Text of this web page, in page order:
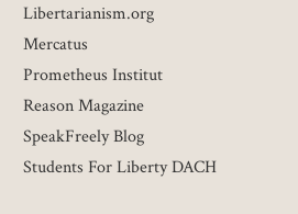
Libertarianism.org
Mercatus
Prometheus Institut
Reason Magazine
SpeakFreely Blog
Students For Liberty DACH